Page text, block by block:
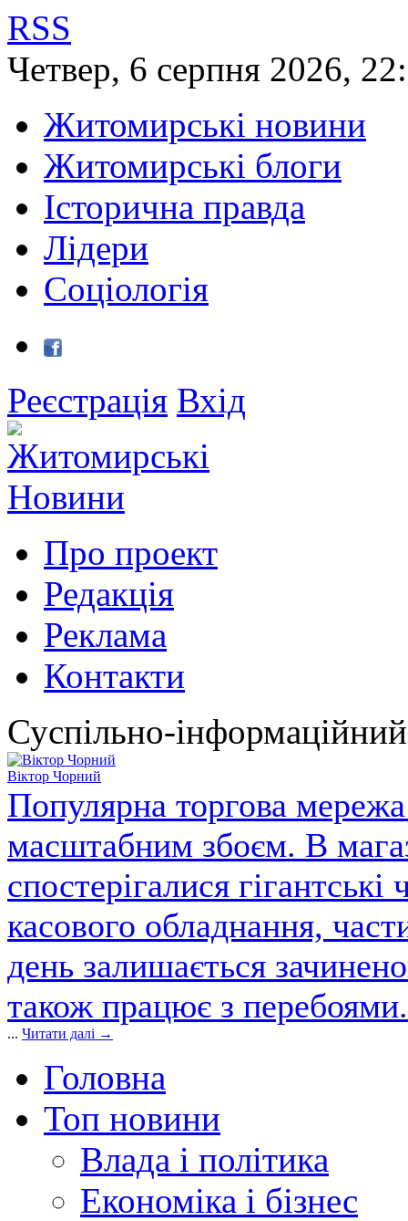
RSS
Четвер, 6 серпня 2026,
Житомирські новини
Житомирські блоги
Історична правда
Лідери
Соціологія
Реєстрація Вхід
Про проект
Редакція
Реклама
Контакти
Суспільно-
Віктор Чорний
Популярна торгова
масштабним збоєм. В
спостерігалися
касового обладнання,
день залишається
також працює з
... Читати далі →
Головна
Топ новини
Влада і політика
Економіка і бізнес